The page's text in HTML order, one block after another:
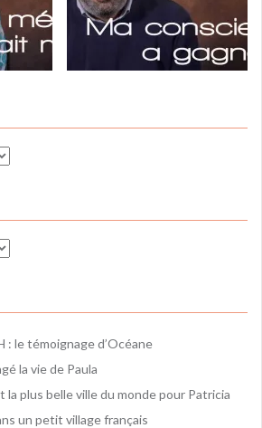
: le témoignage d’Océane
la vie de Paula
la plus belle ville du monde pour Patricia
un petit village français